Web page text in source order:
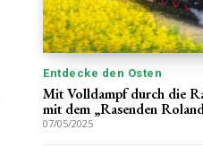
Entdecke den Osten
Mit Volldampf durch die
mit dem „Rasenden
07/05/2025